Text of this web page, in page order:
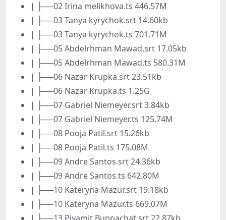
| ├──02 Irina melikhova.ts 446.57M
| ├──03 Tanya kyrychok.srt 14.60kb
| ├──03 Tanya kyrychok.ts 701.71M
| ├──05 Abdelrhman Mawad.srt 17.05kb
| ├──05 Abdelrhman Mawad.ts 580.31M
| ├──06 Nazar Krupka.srt 23.51kb
| ├──06 Nazar Krupka.ts 1.25G
| ├──07 Gabriel Niemeyer.srt 3.84kb
| ├──07 Gabriel Niemeyer.ts 125.74M
| ├──08 Pooja Patil.srt 15.26kb
| ├──08 Pooja Patil.ts 175.08M
| ├──09 Andre Santos.srt 24.36kb
| ├──09 Andre Santos.ts 642.80M
| ├──10 Kateryna Mazur.srt 19.18kb
| ├──10 Kateryna Mazur.ts 669.07M